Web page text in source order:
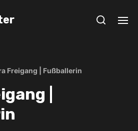
Freigang | Fußballerin
|